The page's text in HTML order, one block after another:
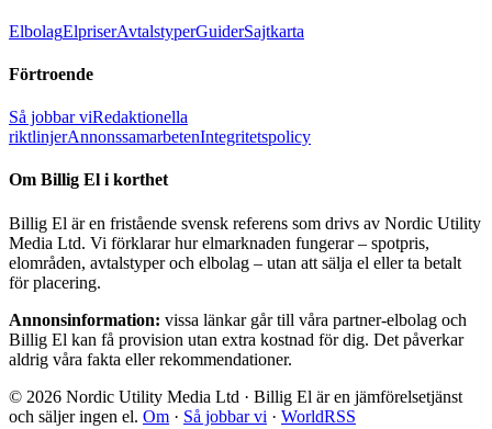
ElbolagElpriserAvtalstyperGuiderSajtkarta
Förtroende
Så jobbar viRedaktionella
riktlinjerAnnonssamarbetenIntegritetspolicy
Om Billig El i korthet
Billig El är en fristående svensk referens som drivs av Nordic Utility
Media Ltd. Vi förklarar hur elmarknaden fungerar – spotpris,
elområden, avtalstyper och elbolag – utan att sälja el eller ta betalt
för placering.
Annonsinformation: vissa länkar går till våra partner-elbolag och
Billig El kan få provision utan extra kostnad för dig. Det påverkar
aldrig våra fakta eller rekommendationer.
© 2026 Nordic Utility Media Ltd · Billig El är en jämförelsetjänst
och säljer ingen el. Om · Så jobbar vi · WorldRSS